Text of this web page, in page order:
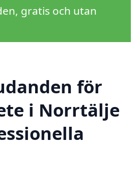
gratis och utan
för
i Norrtälje